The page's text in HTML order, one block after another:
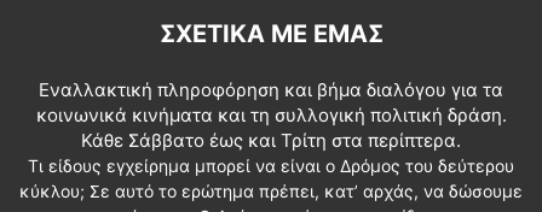
ΣΧΕΤΙΚΆ ΜΕ ΕΜΆΣ
Εναλλακτική πληροφόρηση και βήμα διαλόγου για τα
κοινωνικά κινήματα και τη συλλογική πολιτική δράση.
Κάθε Σάββατο έως και Τρίτη στα περίπτερα.
Τι είδους εγχείρημα μπορεί να είναι ο Δρόμος του δεύτερου
κύκλου; Σε αυτό το ερώτημα πρέπει, κατ’ αρχάς, να δώσουμε